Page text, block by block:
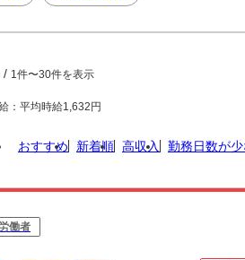
/ 1件〜30件を表示
：平均時給1,632円
おすすめ 新着順 高収入 勤務日数が
働者